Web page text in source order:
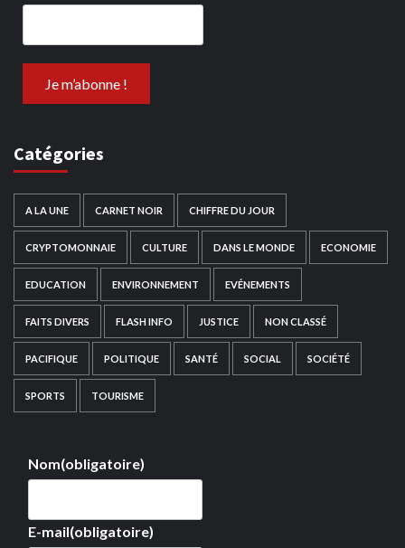
Catégories
A LA UNE CARNET NOIR CHIFFRE DU JOUR
CRYPTOMONNAIE CULTURE DANS LE MONDE ECONOMIE
EDUCATION ENVIRONNEMENT EVÉNEMENTS
FAITS DIVERS FLASH INFO JUSTICE NON CLASSÉ
PACIFIQUE POLITIQUE SANTÉ SOCIAL SOCIÉTÉ
SPORTS TOURISME
Nom(obligatoire)
E-mail(obligatoire)